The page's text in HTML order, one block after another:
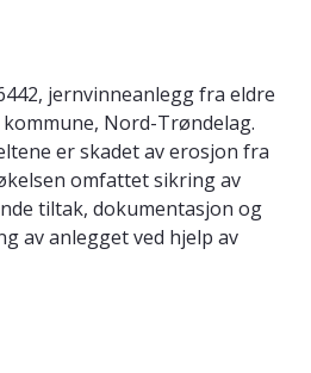
jernvinneanlegg fra eldre
Nord-Trøndelag.
er skadet av erosjon fra
omfattet sikring av
tiltak, dokumentasjon og
av anlegget ved hjelp av